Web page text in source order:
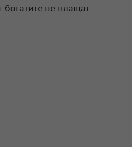
богатите не плащат